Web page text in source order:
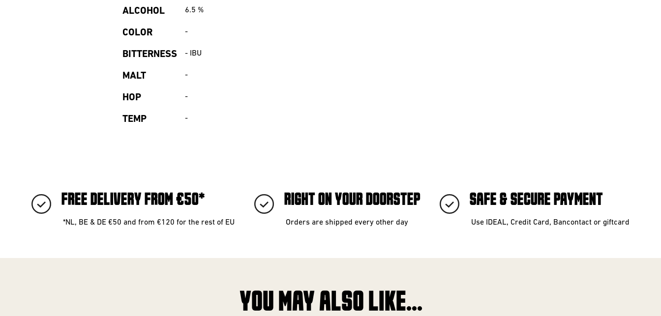
ALCOHOL 6.5 %
COLOR -
BITTERNESS - IBU
MALT -
HOP -
TEMP -
FREE DELIVERY FROM €50*
*NL, BE & DE €50 and from €120 for the rest of EU
RIGHT ON YOUR DOORSTEP
Orders are shipped every other day
SAFE & SECURE PAYMENT
Use IDEAL, Credit Card, Bancontact or giftcard
YOU MAY ALSO LIKE...